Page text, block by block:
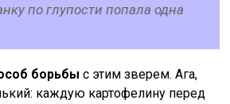
по глупости попала одна
борьбы с этим зверем. Ага,
каждую картофелину перед